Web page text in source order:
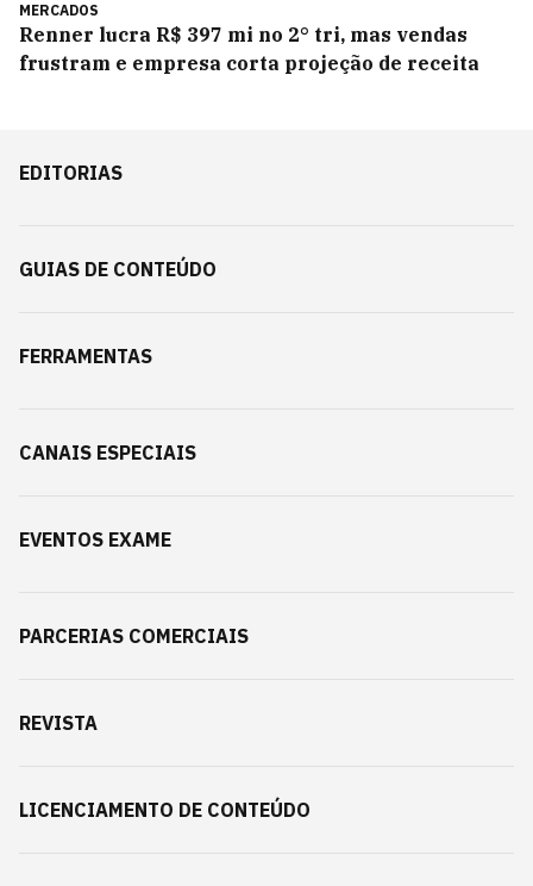
MERCADOS
Renner lucra R$ 397 mi no 2° tri, mas vendas
frustram e empresa corta projeção de receita
EDITORIAS
GUIAS DE CONTEÚDO
FERRAMENTAS
CANAIS ESPECIAIS
EVENTOS EXAME
PARCERIAS COMERCIAIS
REVISTA
LICENCIAMENTO DE CONTEÚDO